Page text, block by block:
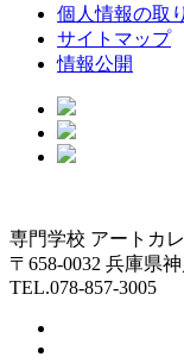
個人情報の取
サイトマップ
情報公開
専門学校 アートカ
〒658-0032 兵庫県
TEL.078-857-3005